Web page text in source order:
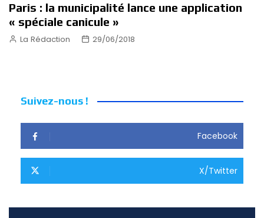
Paris : la municipalité lance une application
« spéciale canicule »
La Rédaction 29/06/2018
Suivez-nous !
Facebook
X/Twitter